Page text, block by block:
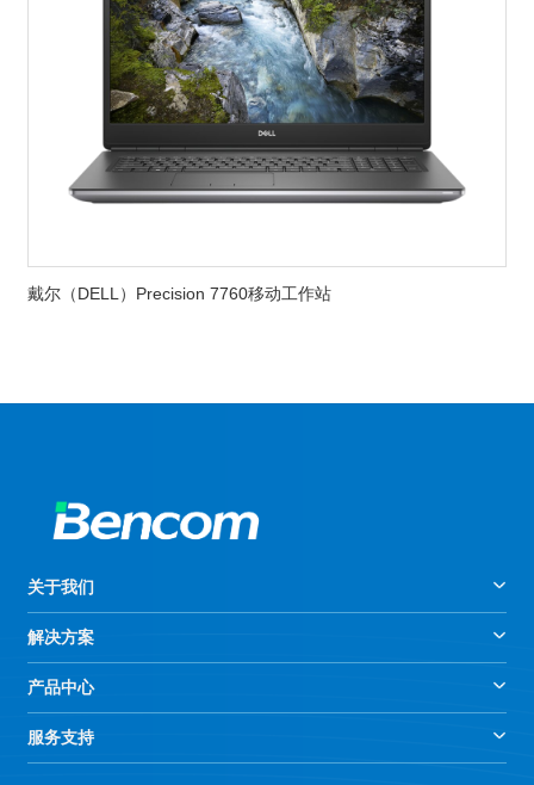
戴尔（DELL）Precision 7760移动工作站
关于我们
解决方案
产品中心
服务支持